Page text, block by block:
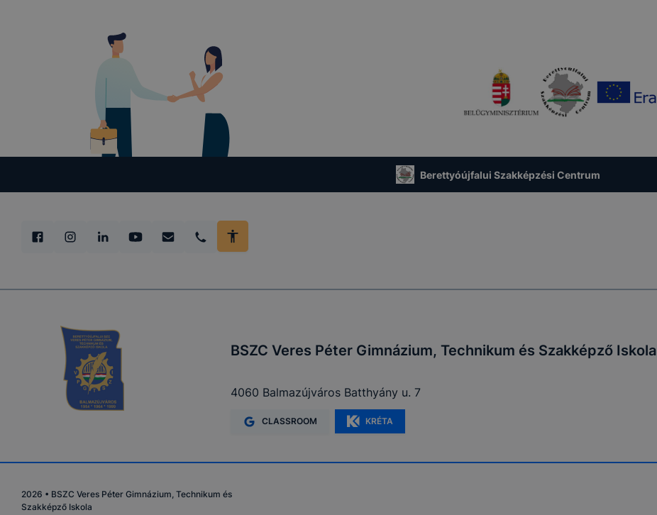
Berettyóújfalui Szakképzési Centrum
BSZC Veres Péter Gimnázium, Technikum és Szakképző Iskola
4060 Balmazújváros Batthyány u. 7
CLASSROOM KRÉTA
2026 • BSZC Veres Péter Gimnázium, Technikum és
Szakképző Iskola